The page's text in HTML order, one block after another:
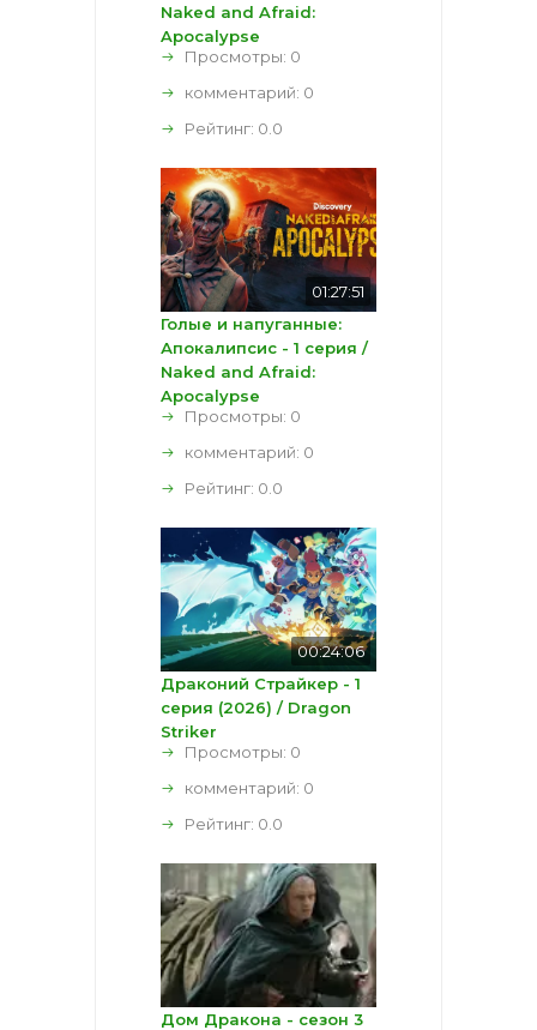
Naked and Afraid:
Apocalypse
Просмотры: 0
комментарий: 0
Рейтинг: 0.0
01:27:51
Голые и напуганные:
Апокалипсис - 1 серия /
Naked and Afraid:
Apocalypse
Просмотры: 0
комментарий: 0
Рейтинг: 0.0
00:24:06
Драконий Страйкер - 1
серия (2026) / Dragon
Striker
Просмотры: 0
комментарий: 0
Рейтинг: 0.0
Дом Дракона - сезон 3